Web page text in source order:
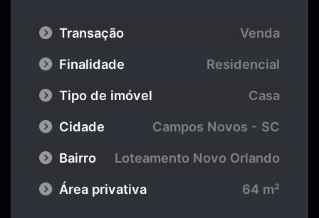
Transação
Venda
Finalidade
Residencial
Tipo de imóvel
Casa
Cidade
Campos Novos - SC
Bairro
Loteamento Novo Orlando
Área privativa
64 m²